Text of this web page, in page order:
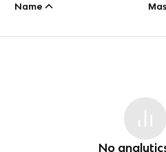
Name
No